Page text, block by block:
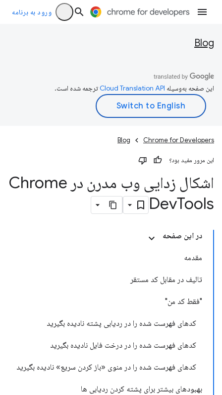
ورود به برنامه
Blog
این صفحه به‌وسیله ترجمه شده است.
Chrome for Developers
Blog
این مرور مفید بود؟
اشکال زدایی وب مدرن در Chrome
DevTools
در این صفحه
مقدمه
تالیف در مقابل کد مستقر
"فقط کد من"
کدهای فهرست شده را در ردیابی پشته نادیده بگیرید
کدهای فهرست شده را در درخت فایل نادیده بگیرید
کدهای فهرست شده را در منوی «باز کردن سریع» نادیده بگیرید
بهبودهای بیشتر برای پشته کردن ردیابی ها